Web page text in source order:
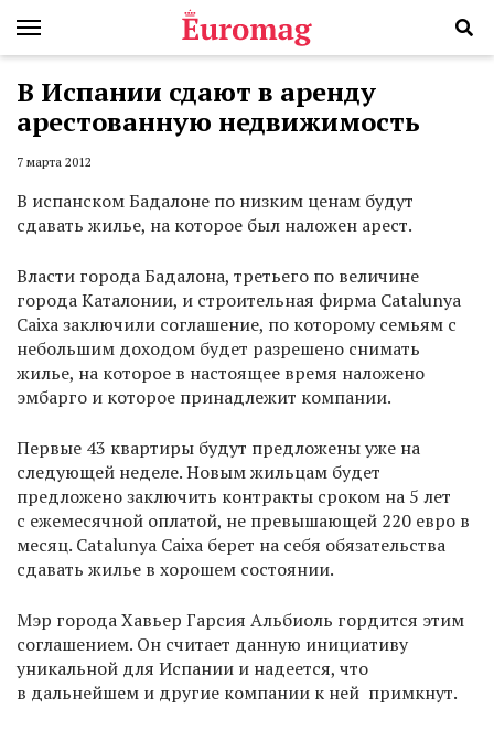
В Испании сдают в аренду
арестованную недвижимость
7 марта 2012
В испанском Бадалоне по низким ценам будут
сдавать жилье, на которое был наложен арест.
Власти города Бадалона, третьего по величине
города Каталонии, и строительная фирма Catalunya
Caixa заключили соглашение, по которому семьям с
небольшим доходом будет разрешено снимать
жилье, на которое в настоящее время наложено
эмбарго и которое принадлежит компании.
Первые 43 квартиры будут предложены уже на
следующей неделе. Новым жильцам будет
предложено заключить контракты сроком на 5 лет
с ежемесячной оплатой, не превышающей 220 евро в
месяц. Catalunya Caixa берет на себя обязательства
сдавать жилье в хорошем состоянии.
Мэр города Хавьер Гарсия Альбиоль гордится этим
соглашением. Он считает данную инициативу
уникальной для Испании и надеется, что
в дальнейшем и другие компании к ней примкнут.